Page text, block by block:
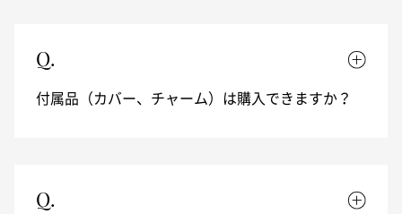
Q.
付属品（カバー、チャーム）は購入できますか？
Q.